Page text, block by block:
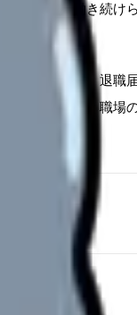
変えれば働き続け
のではなく、退職
、職場